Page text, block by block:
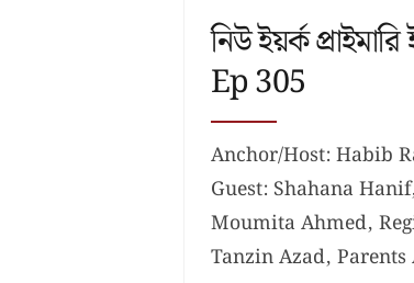
নিউ ইয়র্ক
Ep 305
Anchor/Host: Habib
Guest: Shahana
Moumita Ahmed,
Tanzin Azad,